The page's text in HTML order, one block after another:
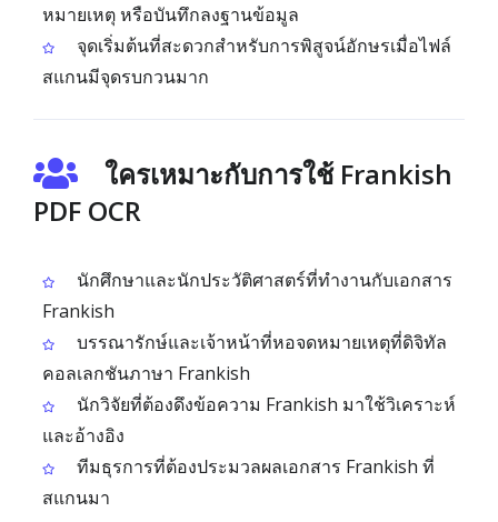
หมายเหตุ หรือบันทึกลงฐานข้อมูล
จุดเริ่มต้นที่สะดวกสำหรับการพิสูจน์อักษรเมื่อไฟล์
สแกนมีจุดรบกวนมาก
ใครเหมาะกับการใช้ Frankish
PDF OCR
นักศึกษาและนักประวัติศาสตร์ที่ทำงานกับเอกสาร
Frankish
บรรณารักษ์และเจ้าหน้าที่หอจดหมายเหตุที่ดิจิทัล
คอลเลกชันภาษา Frankish
นักวิจัยที่ต้องดึงข้อความ Frankish มาใช้วิเคราะห์
และอ้างอิง
ทีมธุรการที่ต้องประมวลผลเอกสาร Frankish ที่
สแกนมา